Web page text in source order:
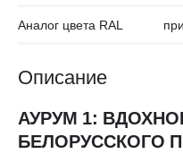
Аналог цвета RAL
Описание
АУРУМ 1:
БЕЛОРУССКОГО